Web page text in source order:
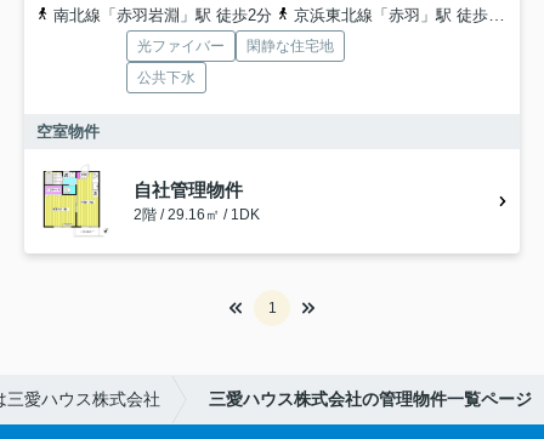
南北線「赤羽岩淵」駅 徒歩2分
京浜東北線「赤羽」駅 徒歩9分
光ファイバー
閑静な住宅地
公共下水
空室物件
自社管理物件
2階 / 29.16㎡ / 1DK
1
三愛ハウス株式会社 三愛ハウス株式会社の管理物件一覧ページ